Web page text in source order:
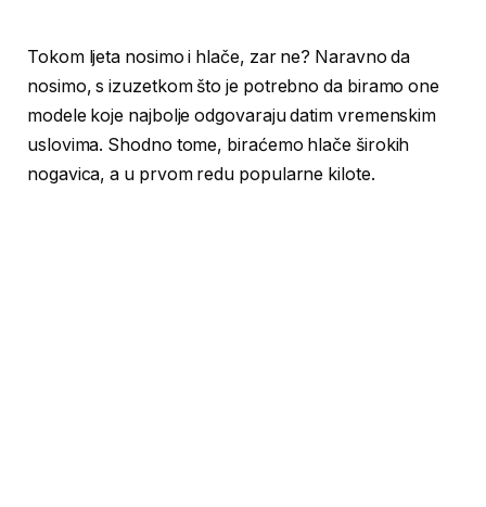
Tokom ljeta nosimo i hlače, zar ne? Naravno da
nosimo, s izuzetkom što je potrebno da biramo one
modele koje najbolje odgovaraju datim vremenskim
uslovima. Shodno tome, biraćemo hlače širokih
nogavica, a u prvom redu popularne kilote.